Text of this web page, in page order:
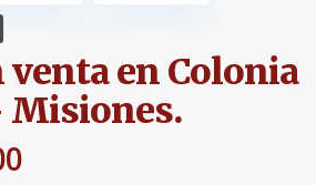
venta en Colonia
Misiones.